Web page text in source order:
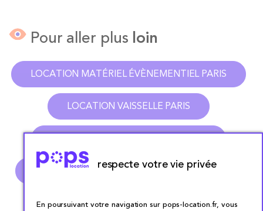
Pour aller plus loin
LOCATION MATÉRIEL ÉVÈNEMENTIEL PARIS
LOCATION VAISSELLE PARIS
LOCATION TABLE ET CHAISE PARIS
LOCATION FONTAINE À CHOCOLAT PARIS
LOCATION MACHINE À GLAÇONS
respecte votre vie privée
En poursuivant votre navigation sur pops-location.fr, vous